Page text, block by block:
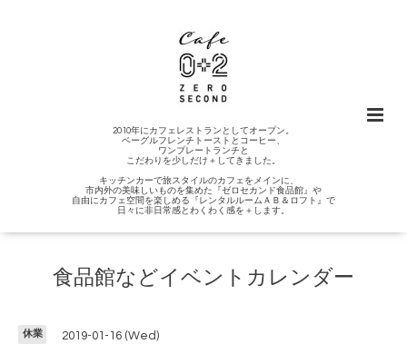
2010年にカフェレストランとしてオープン。
ベーグルフレンチトーストとコーヒー、
ワンプレートランチと
こだわりを少しだけ＋してきました。
キッチンカーで旅スタイルのカフェをメインに、
市内外の美味しいものを集めた『ゼロセカンド食品館』や
自由にカフェ空間を楽しめる『レンタルルームＡＢ＆ロフト』で
日々に非日常感とわくわく感を＋します。
食品館などイベントカレンダー
休業 2019-01-16 (Wed)